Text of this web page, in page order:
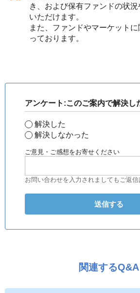
き、および保有ファンドの状
いただけます。
また、ファンドやマーケット
っております。
アンケート:このご案内で解決し
解決した
解決しなかった
ご意見・ご感想をお寄せください
お問い合わせを入力されましてもご返
関連するQ&A